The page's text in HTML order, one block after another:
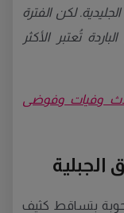
لكن الفترة
تُعتبر الأكثر
وفيات وفوضى
الجبلية
بتساقط كثيف